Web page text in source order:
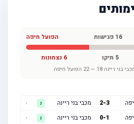
16פגישות הפועל חיפה
תיקו נצחונות
בני ריינה 18
—
22 הפועל חיפה
2 מכבי בני ריינה
0 מכבי בני ריינה